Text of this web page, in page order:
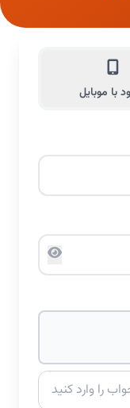
با موبایل